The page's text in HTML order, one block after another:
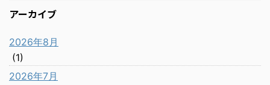
アーカイブ
2026年8月
(1)
2026年7月